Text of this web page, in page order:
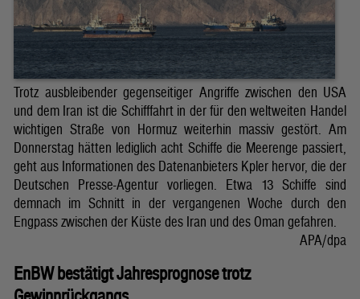
Trotz ausbleibender gegenseitiger Angriffe zwischen den USA
und dem Iran ist die Schifffahrt in der für den weltweiten Handel
wichtigen Straße von Hormuz weiterhin massiv gestört. Am
Donnerstag hätten lediglich acht Schiffe die Meerenge passiert,
geht aus Informationen des Datenanbieters Kpler hervor, die der
Deutschen Presse-Agentur vorliegen. Etwa 13 Schiffe sind
demnach im Schnitt in der vergangenen Woche durch den
Engpass zwischen der Küste des Iran und des Oman gefahren.
APA/dpa
EnBW bestätigt Jahresprognose trotz